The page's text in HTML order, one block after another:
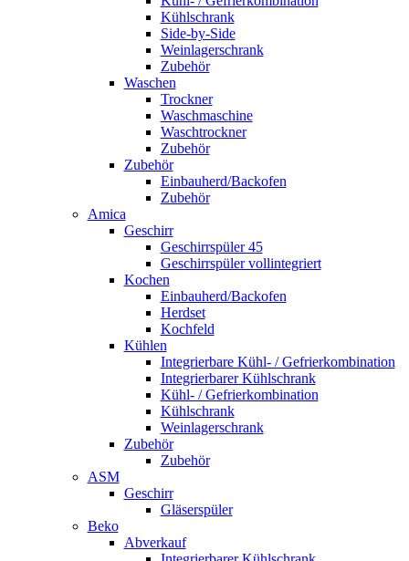
Kühlschrank
Side-by-Side
Weinlagerschrank
Zubehör
Waschen
Trockner
Waschmaschine
Waschtrockner
Zubehör
Zubehör
Einbauherd/Backofen
Zubehör
Amica
Geschirr
Geschirrspüler 45
Geschirrspüler vollintegriert
Kochen
Einbauherd/Backofen
Herdset
Kochfeld
Kühlen
Integrierbare Kühl- / Gefrierkombination
Integrierbarer Kühlschrank
Kühl- / Gefrierkombination
Kühlschrank
Weinlagerschrank
Zubehör
Zubehör
ASM
Geschirr
Gläserspüler
Beko
Abverkauf